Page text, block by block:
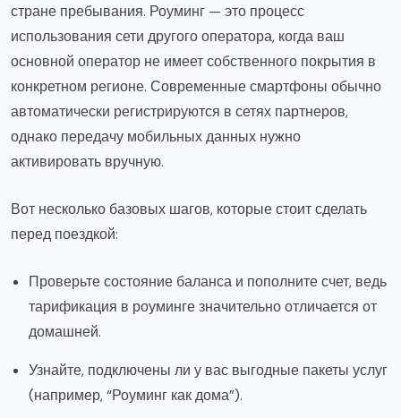
стране пребывания. Роуминг — это процесс
использования сети другого оператора, когда ваш
основной оператор не имеет собственного покрытия в
конкретном регионе. Современные смартфоны обычно
автоматически регистрируются в сетях партнеров,
однако передачу мобильных данных нужно
активировать вручную.
Вот несколько базовых шагов, которые стоит сделать
перед поездкой:
Проверьте состояние баланса и пополните счет, ведь
тарификация в роуминге значительно отличается от
домашней.
Узнайте, подключены ли у вас выгодные пакеты услуг
(например, “Роуминг как дома”).